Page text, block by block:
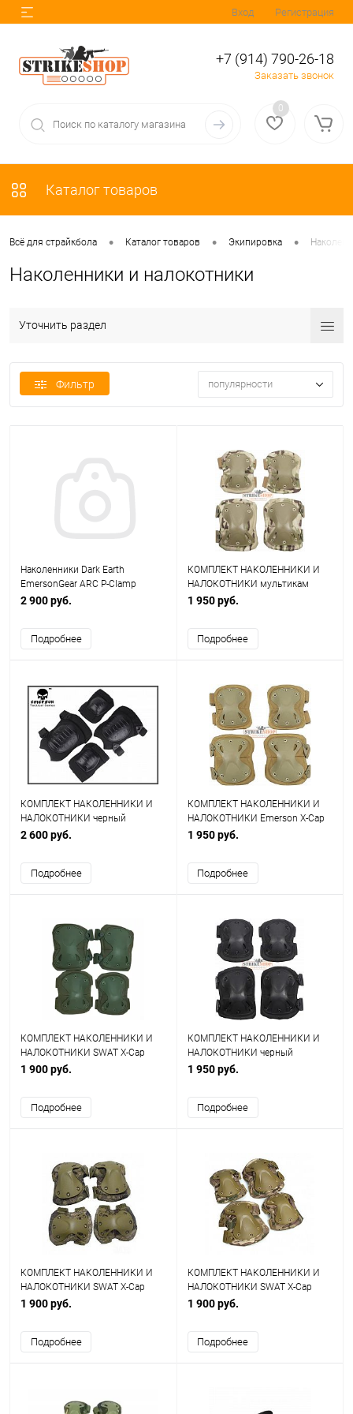
Вход Регистрация
+7 (914) 790-26-18
Заказать звонок
0
Каталог товаров
Всё для страйкбола • Каталог товаров • Экипировка •
Наколенники и налокотники
Уточнить раздел
Фильтр популярности
Наколенники Dark Earth
EmersonGear ARC P-Clamp
EM7079DE
2 900 руб.
Подробнее
КОМПЛЕКТ НАКОЛЕННИКИ И
НАЛОКОТНИКИ мультикам
Emerson EM7052
1 950 руб.
Подробнее
КОМПЛЕКТ НАКОЛЕННИКИ И
НАЛОКОТНИКИ черный
Emerson EM7065C
2 600 руб.
Подробнее
КОМПЛЕКТ НАКОЛЕННИКИ И
НАЛОКОТНИКИ Emerson X-Cap
Coyote Brown
1 950 руб.
Подробнее
КОМПЛЕКТ НАКОЛЕННИКИ И
НАЛОКОТНИКИ SWAT X-Cap
Green
1 900 руб.
Подробнее
КОМПЛЕКТ НАКОЛЕННИКИ И
НАЛОКОТНИКИ черный
Emerson EM7051
1 950 руб.
Подробнее
КОМПЛЕКТ НАКОЛЕННИКИ И
НАЛОКОТНИКИ SWAT X-Cap
Highlander AS-PG0021HLD
1 900 руб.
Подробнее
КОМПЛЕКТ НАКОЛЕННИКИ И
НАЛОКОТНИКИ SWAT X-Cap
Multicam WS20152CP AS-
1 900 руб.
Подробнее